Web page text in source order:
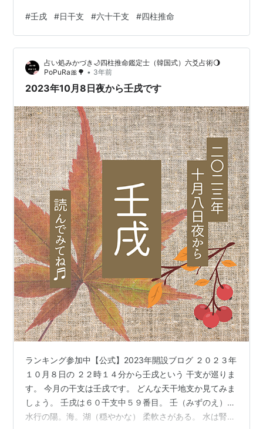
#壬戌 #日干支 #六十干支 #四柱推命
占い処みかづき🌙四柱推命鑑定士（韓国式）六爻占術🌖
PoPuRa🎀🌳 • 3年前
2023年10月8日夜から壬戌です
ランキング参加中【公式】2023年開設ブログ ２０２３年
１０月８日の ２２時１４分から壬戌という 干支が巡りま
す。 今月の干支は壬戌です。 どんな天干地支か見てみま
しょう。 壬戌は６０干支中５９番目。 壬（みずのえ）…
水行の陽。海。湖（穏やかな） 柔軟さがある。 水は腎